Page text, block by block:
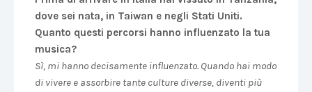
dove sei nata, in Taiwan e negli Stati Uniti.
Quanto questi percorsi hanno influenzato la tua
musica?
Sì, mi hanno decisamente influenzato. Quando hai modo
di vivere e assorbire tante culture diverse, diventi più